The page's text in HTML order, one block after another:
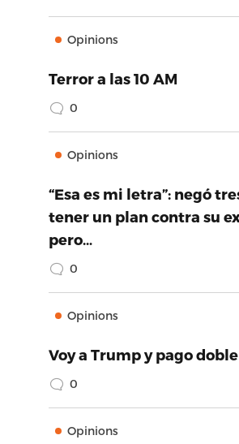
Opinions
Terror a las 10 AM
0
Opinions
“Esa es mi letra”: negó
tener un plan contra su
pero…
0
Opinions
Voy a Trump y pago doble
0
Opinions